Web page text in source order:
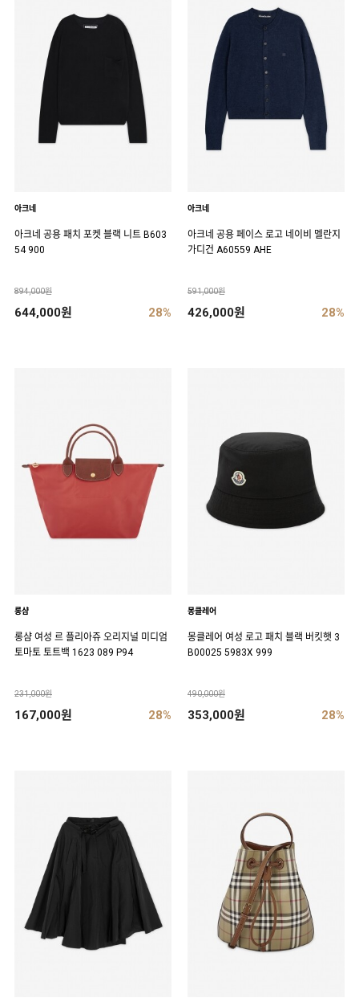
아크네
아크네 공용 패치 포켓 블랙 니트 B603
54 900
894,000원
644,000원 28%
아크네
아크네 공용 페이스 로고 네이비 멜란지
가디건 A60559 AHE
591,000원
426,000원 28%
롱샴
롱샴 여성 르 플리아쥬 오리지널 미디엄
토마토 토트백 1623 089 P94
231,000원
167,000원 28%
몽클레어
몽클레어 여성 로고 패치 블랙 버킷햇 3
B00025 5983X 999
490,000원
353,000원 28%